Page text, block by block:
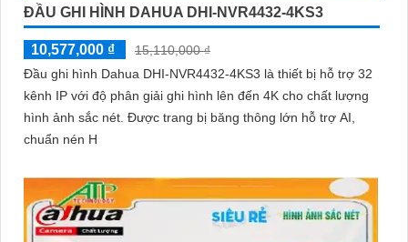
ĐẦU GHI HÌNH DAHUA DHI-NVR4432-4KS3
10,577,000 ₫
15,110,000 ₫
Đầu ghi hình Dahua DHI-NVR4432-4KS3 là thiết bị hỗ trợ 32
kênh IP với độ phân giải ghi hình lên đến 4K cho chất lượng
hình ảnh sắc nét. Được trang bị băng thông lớn hỗ trợ AI,
chuẩn nén H